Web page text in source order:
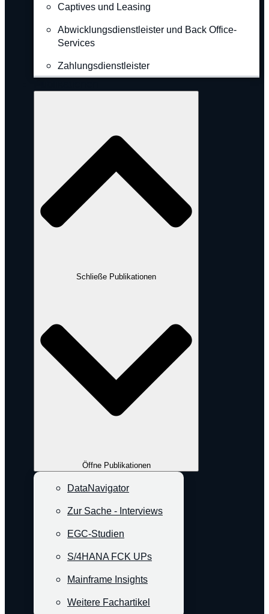
Captives und Leasing
Abwicklungsdienstleister und Back Office-
Services
Zahlungsdienstleister
Schließe Publikationen
Öffne Publikationen
DataNavigator
Zur Sache - Interviews
EGC-Studien
S/4HANA FCK UPs
Mainframe Insights
Weitere Fachartikel